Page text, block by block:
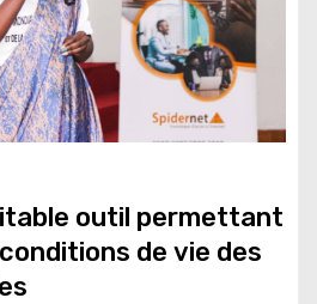
outil permettant
de vie des